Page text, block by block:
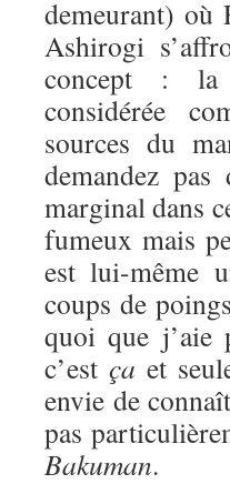
demeurant)
Ashirogi
concept : la
considérée
sources du
demandez
marginal dans
fumeux mais
est lui-même
coups de
quoi que
c’estça et
envie de
pas
Bakuman.